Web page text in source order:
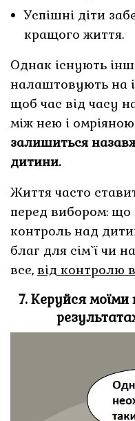
Успішні діти
кращого життя.
Однак існують
налаштовують на
щоб час від часу
між нею і
залишиться
дитини.
Життя часто
перед вибором:
контроль над
благ для сім`ї чи
все,від контролю
7. Керуйся